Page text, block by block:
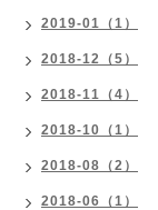
2019-01（1）
2018-12（5）
2018-11（4）
2018-10（1）
2018-08（2）
2018-06（1）